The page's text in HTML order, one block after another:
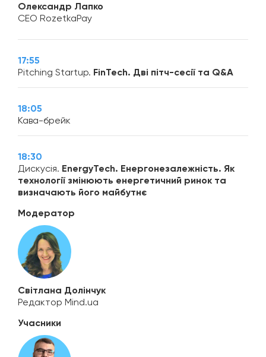
Олександр Лапко
CEO RozetkaPay
17:55
Pitching Startup. FinTech. Дві пітч-сесії та Q&A
18:05
Кава-брейк
18:30
Дискусія. ЕnergyTech. Енергонезалежність. Як
технології змінюють енергетичний ринок та
визначають його майбутнє
Модератор
Світлана Долінчук
Редактор Mind.ua
Учасники